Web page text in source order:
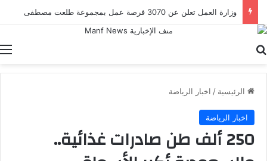
وزارة العمل تعلن عن 3070 فرصة عمل بمجموعة طلعت مصطفى
الرئيسية / اخبار الرياضة
اخبار الرياضة
250 ألف طن صادرات غذائية..